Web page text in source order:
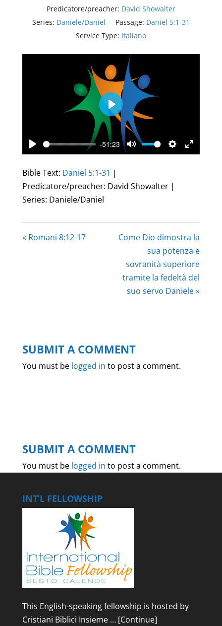
Predicatore/preacher: David Showalter
Series: Daniele/Daniel Passage: Daniel 5:1-31
Service Type: Italiano
Play
-51:23
Mute Settings
Enter
Play
Bible Text: Daniel 5:1-31 |
Predicatore/preacher: David Showalter |
Series: Daniele/Daniel
« Romani 8:12-17
Come Dio dimostra la
sua potenza e
sovranità superiore
tramite la fedeltà del
suo servo Daniele »
SUBMIT A COMMENT
You must be logged in to post a comment.
SUBMIT A COMMENT
You must be logged in to post a comment.
INT’L FELLOWSHIP
This English-speaking fellowship is hosted by
Cristiani Biblici Insieme … [Continue]